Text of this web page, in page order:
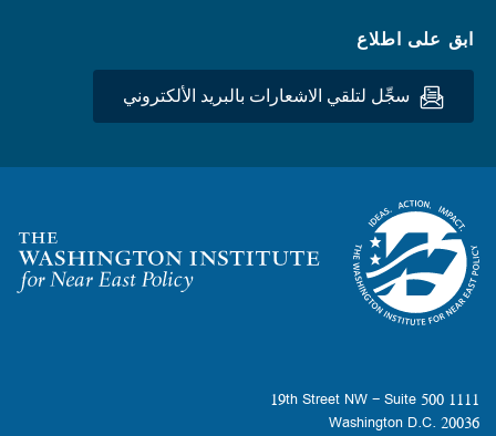
ابق على اطلاع
سجِّل لتلقي الاشعارات بالبريد الألكتروني
Homepage
1111 19th Street NW - Suite 500
Washington D.C. 20036